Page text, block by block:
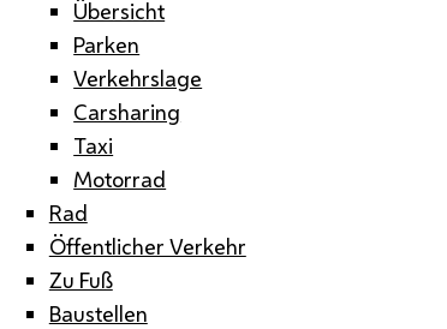
Übersicht
Parken
Verkehrslage
Carsharing
Taxi
Motorrad
Rad
Öffentlicher Verkehr
Zu Fuß
Baustellen